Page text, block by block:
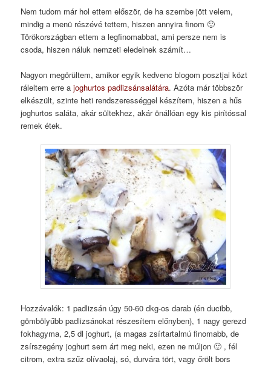
Nem tudom már hol ettem először, de ha szembe jött velem,
mindig a menü részévé tettem, hiszen annyira finom 🙂
Törökországban ettem a legfinomabbat, ami persze nem is
csoda, hiszen náluk nemzeti eledelnek számít…
Nagyon megörültem, amikor egyik kedvenc blogom posztjai közt
ráleltem erre a joghurtos padlizsánsalátára. Azóta már többször
elkészült, szinte heti rendszerességgel készítem, hiszen a hűs
joghurtos saláta, akár sültekhez, akár önállóan egy kis pirítóssal
remek étek.
Hozzávalók: 1 padlizsán úgy 50-60 dkg-os darab (én ducibb,
gömbölyűbb padlizsánokat részesítem előnyben), 1 nagy gerezd
fokhagyma, 2,5 dl joghurt, (a magas zsírtartalmú finomabb, de
zsírszegény joghurt sem árt meg neki, ezen ne múljon 🙂 , fél
citrom, extra szűz olívaolaj, só, durvára tört, vagy őrölt bors